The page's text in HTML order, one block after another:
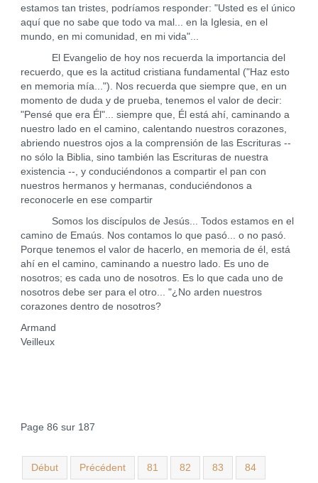
estamos tan tristes, podríamos responder: "Usted es el único
aquí que no sabe que todo va mal... en la Iglesia, en el
mundo, en mi comunidad, en mi vida"...
El Evangelio de hoy nos recuerda la importancia del
recuerdo, que es la actitud cristiana fundamental ("Haz esto
en memoria mía..."). Nos recuerda que siempre que, en un
momento de duda y de prueba, tenemos el valor de decir:
"Pensé que era Él"... siempre que, Él está ahí, caminando a
nuestro lado en el camino, calentando nuestros corazones,
abriendo nuestros ojos a la comprensión de las Escrituras --
no sólo la Biblia, sino también las Escrituras de nuestra
existencia --, y conduciéndonos a compartir el pan con
nuestros hermanos y hermanas, conduciéndonos a
reconocerle en ese compartir
Somos los discípulos de Jesús... Todos estamos en el
camino de Emaús. Nos contamos lo que pasó... o no pasó.
Porque tenemos el valor de hacerlo, en memoria de él, está
ahí en el camino, caminando a nuestro lado. Es uno de
nosotros; es cada uno de nosotros. Es lo que cada uno de
nosotros debe ser para el otro... "¿No arden nuestros
corazones dentro de nosotros?
Armand
Veilleux
Page 86 sur 187
Début Précédent 81 82 83 84